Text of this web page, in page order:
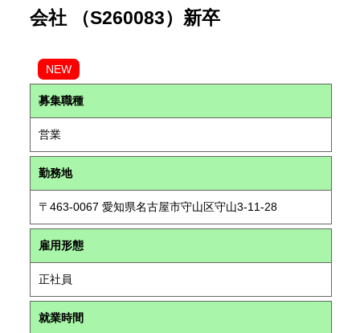
会社 （S260083）新卒
NEW
募集職種
営業
勤務地
〒463-0067 愛知県名古屋市守山区守山3-11-28
雇用形態
正社員
就業時間